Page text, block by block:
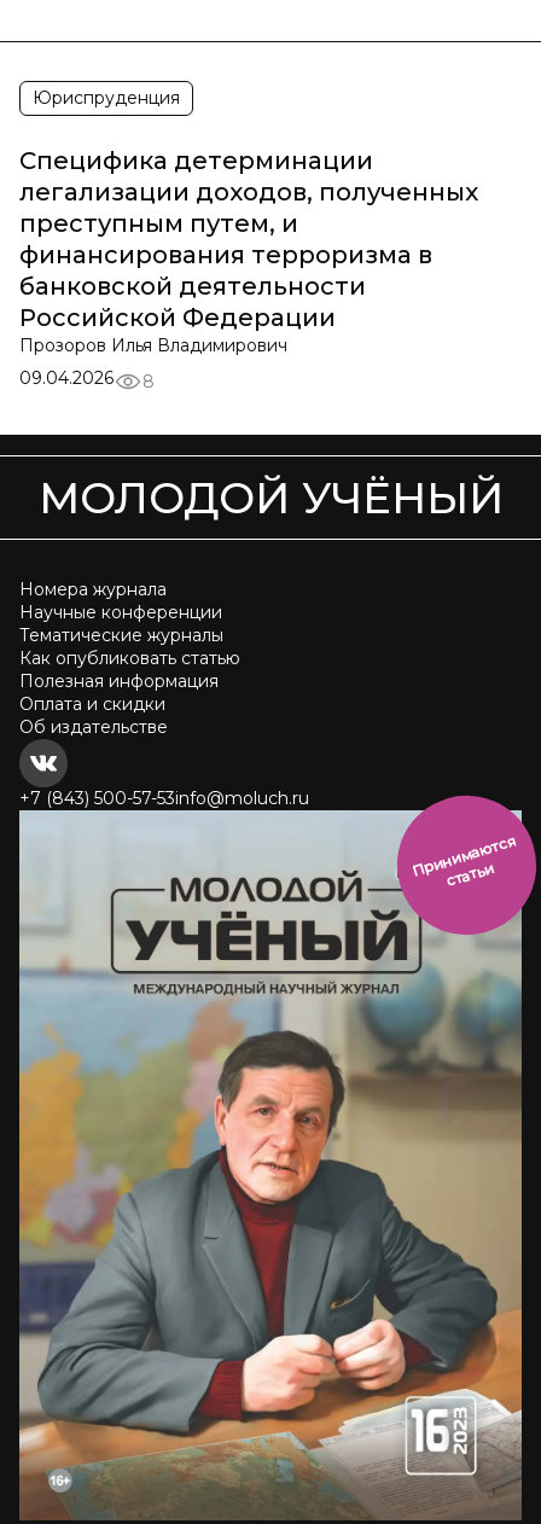
Юриспруденция
Специфика детерминации
легализации доходов, полученных
преступным путем, и
финансирования терроризма в
банковской деятельности
Российской Федерации
Прозоров Илья Владимирович
09.04.2026
8
МОЛОДОЙ УЧЁНЫЙ
Номера журнала
Научные конференции
Тематические журналы
Как опубликовать статью
Полезная информация
Оплата и скидки
Об издательстве
+7 (843) 500-57-53info@moluch.ru
П
р
и
н
и
м
а
ют
с
я
ст
ать
и